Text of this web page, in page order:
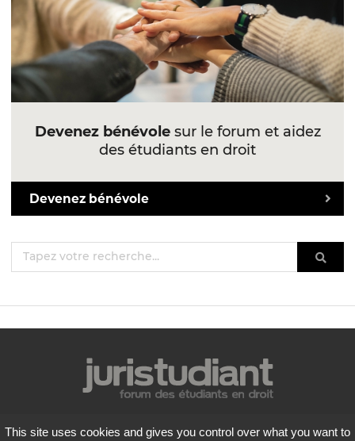
Devenez bénévolesur le forum et aidez
des étudiants en droit
Devenez bénévole
Mentions légales
This site uses cookies and gives you control over what you want to